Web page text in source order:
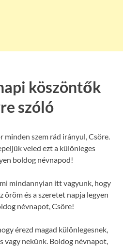
köszöntők
szóló
minden szem rád irányul, Csöre.
veled ezt a különleges
boldog névnapod!
mindannyian itt vagyunk, hogy
öröm és a szeretet napja legyen
névnapot, Csöre!
érezd magad különlegesnek,
vagy nekünk. Boldog névnapot,